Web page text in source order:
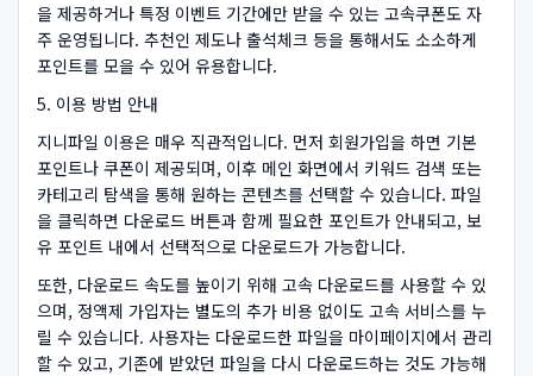
을 제공하거나 특정 이벤트 기간에만 받을 수 있는 고속쿠폰도 자
주 운영됩니다. 추천인 제도나 출석체크 등을 통해서도 소소하게
포인트를 모을 수 있어 유용합니다.
5. 이용 방법 안내
지니파일 이용은 매우 직관적입니다. 먼저 회원가입을 하면 기본
포인트나 쿠폰이 제공되며, 이후 메인 화면에서 키워드 검색 또는
카테고리 탐색을 통해 원하는 콘텐츠를 선택할 수 있습니다. 파일
을 클릭하면 다운로드 버튼과 함께 필요한 포인트가 안내되고, 보
유 포인트 내에서 선택적으로 다운로드가 가능합니다.
또한, 다운로드 속도를 높이기 위해 고속 다운로드를 사용할 수 있
으며, 정액제 가입자는 별도의 추가 비용 없이도 고속 서비스를 누
릴 수 있습니다. 사용자는 다운로드한 파일을 마이페이지에서 관리
할 수 있고, 기존에 받았던 파일을 다시 다운로드하는 것도 가능해